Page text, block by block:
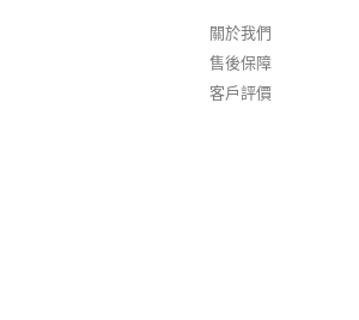
關於我們
售後保障
客戶評價